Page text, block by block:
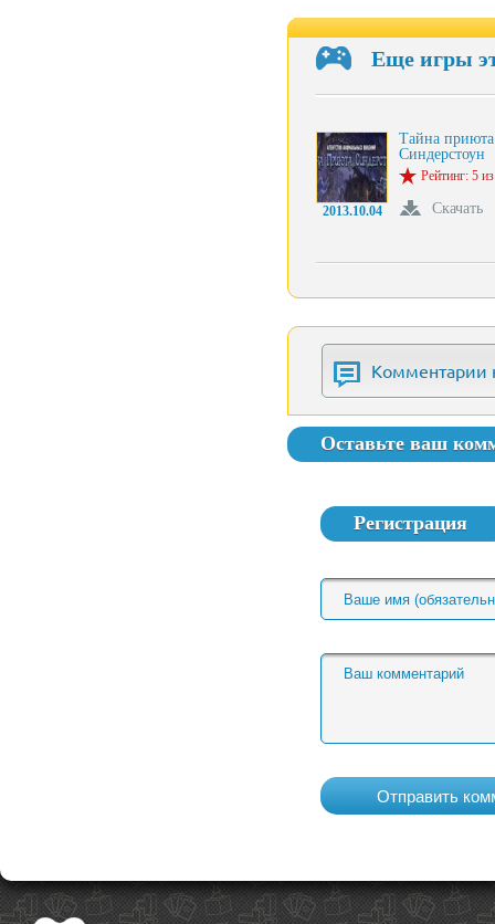
Еще игры
2013.10.04
Тайна приюта
Синдерстоун
Рейтинг: 5
Скачать
Комментарии
Оставьте ваш
Регистрация